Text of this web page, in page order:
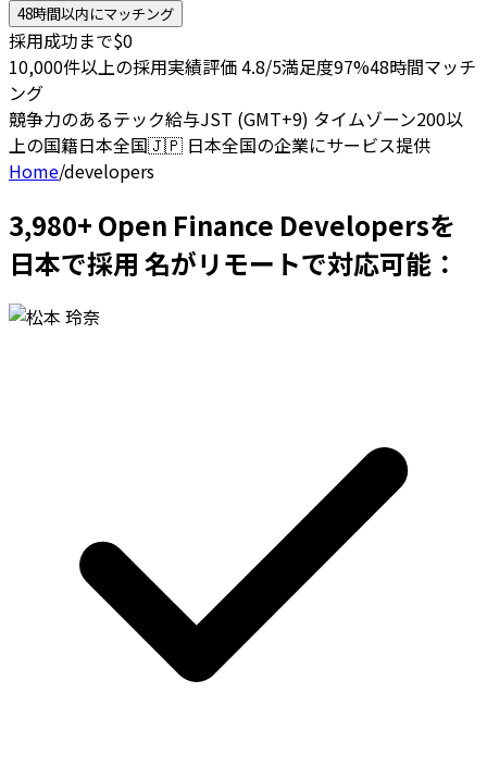
48時間以内にマッチング
採用成功まで$0
10,000件以上の採用実績評価 4.8/5満足度97%48時間マッチ
ング
競争力のあるテック給与JST (GMT+9) タイムゾーン200以
上の国籍日本全国🇯🇵 日本全国の企業にサービス提供
Home/developers
3,980+ Open Finance Developersを
日本で採用 名がリモートで対応可能：